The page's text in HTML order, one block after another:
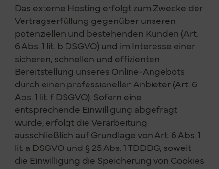
Das externe Hosting erfolgt zum Zwecke der
Vertragserfüllung gegenüber unseren
potenziellen und bestehenden Kunden (Art.
6 Abs. 1 lit. b DSGVO) und im Interesse einer
sicheren, schnellen und effizienten
Bereitstellung unseres Online-Angebots
durch einen professionellen Anbieter (Art. 6
Abs. 1 lit. f DSGVO). Sofern eine
entsprechende Einwilligung abgefragt
wurde, erfolgt die Verarbeitung
ausschließlich auf Grundlage von Art. 6 Abs. 1
lit. a DSGVO und § 25 Abs. 1 TDDDG, soweit
die Einwilligung die Speicherung von Cookies